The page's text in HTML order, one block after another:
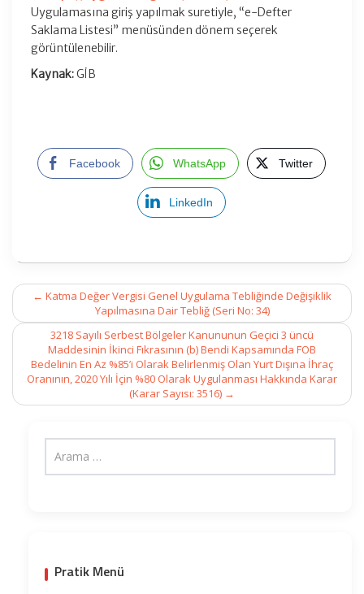
Uygulamasına giriş yapılmak suretiyle, “e-Defter
Saklama Listesi” menüsünden dönem seçerek
görüntülenebilir.
Kaynak:GİB
Facebook WhatsApp Twitter
LinkedIn
Post
navigation
← Katma Değer Vergisi Genel Uygulama Tebliğinde Değişiklik
Yapılmasına Dair Tebliğ (Seri No: 34)
3218 Sayılı Serbest Bölgeler Kanununun Geçici 3 üncü
Maddesinin İkinci Fıkrasının (b) Bendi Kapsamında FOB
Bedelinin En Az %85’i Olarak Belirlenmiş Olan Yurt Dışına İhraç
Oranının, 2020 Yılı İçin %80 Olarak Uygulanması Hakkında Karar
(Karar Sayısı: 3516) →
Pratik Menü